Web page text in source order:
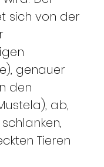
sich von der
genauer
den
ab,
Tieren